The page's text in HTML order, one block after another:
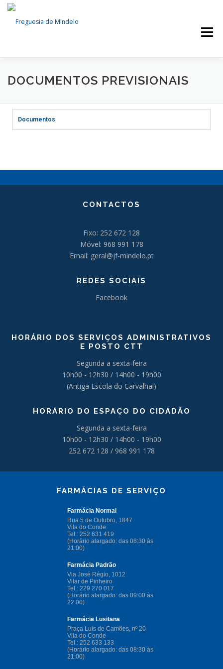
Menu
EVENTOS CONTACTOS
DOCUMENTOS PREVISIONAIS
Documentos
CONTACTOS
Fixo: 252 672 128
Móvel: 968 991 178
Email: geral@jf-mindelo.pt
REDES SOCIAIS
Facebook
HORÁRIO DOS SERVIÇOS ADMINISTRATIVOS
E POSTO CTT
Segunda a sexta-feira
10h00 - 12h30 / 14h00 - 19h00
(Antiga Escola do Carvalhal)
HORÁRIO DO ESPAÇO DO CIDADÃO
Segunda a sexta-feira
10h00 - 12h30 / 14h00 - 19h00
252 672 128 / 968 991 178
FARMÁCIAS DE SERVIÇO